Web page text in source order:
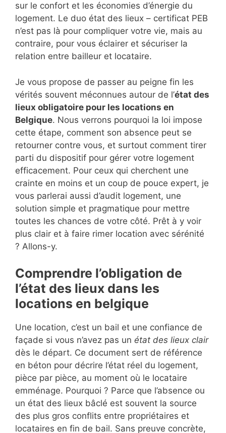
sur le confort et les économies d’énergie du
logement. Le duo état des lieux – certificat PEB
n’est pas là pour compliquer votre vie, mais au
contraire, pour vous éclairer et sécuriser la
relation entre bailleur et locataire.
Je vous propose de passer au peigne fin les
vérités souvent méconnues autour de l’état des
lieux obligatoire pour les locations en
Belgique. Nous verrons pourquoi la loi impose
cette étape, comment son absence peut se
retourner contre vous, et surtout comment tirer
parti du dispositif pour gérer votre logement
efficacement. Pour ceux qui cherchent une
crainte en moins et un coup de pouce expert, je
vous parlerai aussi d’audit logement, une
solution simple et pragmatique pour mettre
toutes les chances de votre côté. Prêt à y voir
plus clair et à faire rimer location avec sérénité
? Allons-y.
Comprendre l’obligation de
l’état des lieux dans les
locations en belgique
Une location, c’est un bail et une confiance de
façade si vous n’avez pas un état des lieux clair
dès le départ. Ce document sert de référence
en béton pour décrire l’état réel du logement,
pièce par pièce, au moment où le locataire
emménage. Pourquoi ? Parce que l’absence ou
un état des lieux bâclé est souvent la source
des plus gros conflits entre propriétaires et
locataires en fin de bail. Sans preuve concrète,